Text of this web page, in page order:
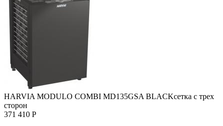
HARVIA MODULO COMBI MD135GSA BLACKсетка с трех
сторон
371 410 Р